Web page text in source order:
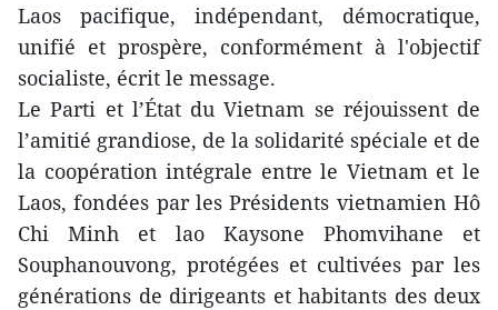
Laos pacifique, indépendant, démocratique,
unifié et prospère, conformément à l'objectif
socialiste, écrit le message.
Le Parti et l’État du Vietnam se réjouissent de
l’amitié grandiose, de la solidarité spéciale et de
la coopération intégrale entre le Vietnam et le
Laos, fondées par les Présidents vietnamien Hô
Chi Minh et lao Kaysone Phomvihane et
Souphanouvong, protégées et cultivées par les
générations de dirigeants et habitants des deux